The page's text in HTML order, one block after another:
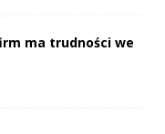
ma trudności we